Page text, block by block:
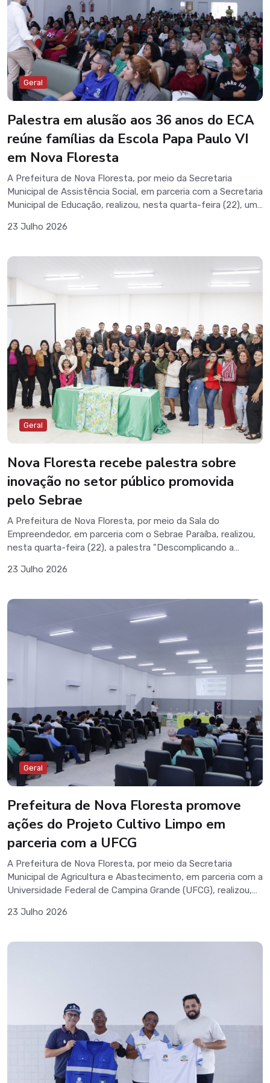
municípios e à valorização dos atrativos turísticos do
Curimataú. A realização do encontro em Nova Floresta
reafirma o compromisso do município com o fortalecimento
da governança regional e com o desenvolvimento do
turismo como importante vetor de crescimento econômico
e geração de oportunidades.
Geral
Palestra em alusão aos 36 anos do ECA
reúne famílias da Escola Papa Paulo VI
em Nova Floresta
A Prefeitura de Nova Floresta, por meio da Secretaria
Municipal de Assistência Social, em parceria com a Secretaria
Municipal de Educação, realizou, nesta quarta-feira (22), uma
Adolescente (ECA).A atividade foi destinada às famílias dos
objetivo fortalecer o conhecimento sobre os direitos das
crianças e adolescentes, além de destacar o papel da
família, da escola e da sociedade na garantia da proteção
integral.A programação contou com a participação do
que abordou a importância do Estatuto como instrumento
de defesa dos direitos da infância e da adolescência.
Também participou a gestora do Programa Bolsa Família,
Geane Araújo, trazendo orientações sobre a importância do
acompanhamento familiar e do cumprimento das
condicionalidades do programa. A ação reforça o
compromisso da gestão municipal com a promoção de
políticas públicas voltadas à proteção das crianças e
adolescentes, fortalecendo o diálogo entre famílias, escola
e rede de proteção.
23 Julho 2026
Geral
Nova Floresta recebe palestra sobre
inovação no setor público promovida
pelo Sebrae
A Prefeitura de Nova Floresta, por meio da Sala do
Empreendedor, em parceria com o Sebrae Paraíba, realizou,
nesta quarta-feira (22), a palestra "Descomplicando a
Papa Paulo VI.O encontro foi ministrado por Carlos Novinho,
municipais, empreendedores e representantes de diversos
setores para discutir a importância da inovação na gestão
pública como ferramenta para melhorar os serviços
oferecidos à população.Durante a palestra, foram
apresentadas estratégias e experiências voltadas à
modernização da administração pública, ao fortalecimento
da cultura da inovação e à busca por soluções mais
eficientes, sustentáveis e voltadas às necessidades da
sociedade. A iniciativa integra as ações do programa
Territórios Empreendedores, desenvolvido pelo Sebrae, e
reforça o compromisso da Prefeitura de Nova Floresta com
a qualificação dos servidores e o aprimoramento da gestão
pública.
23 Julho 2026
Geral
Prefeitura de Nova Floresta promove
ações do Projeto Cultivo Limpo em
parceria com a UFCG
A Prefeitura de Nova Floresta, por meio da Secretaria
Municipal de Agricultura e Abastecimento, em parceria com a
Universidade Federal de Campina Grande (UFCG), realizou,
voltada ao fortalecimento da agricultura sustentável e à
Limpo.As atividades tiveram início no Auditório Dalva
ambientais do descarte inadequado de embalagens e a
adoção de práticas mais seguras e sustentáveis no
campo.Além das palestras e orientações técnicas, os
participantes puderam trocar experiências e ampliar
conhecimentos sobre boas práticas agrícolas, reforçando o
compromisso com uma produção cada vez mais
responsável.Como parte da programação, também foi
23 Julho 2026